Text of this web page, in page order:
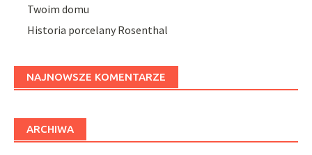
Twoim domu
Historia porcelany Rosenthal
NAJNOWSZE KOMENTARZE
ARCHIWA